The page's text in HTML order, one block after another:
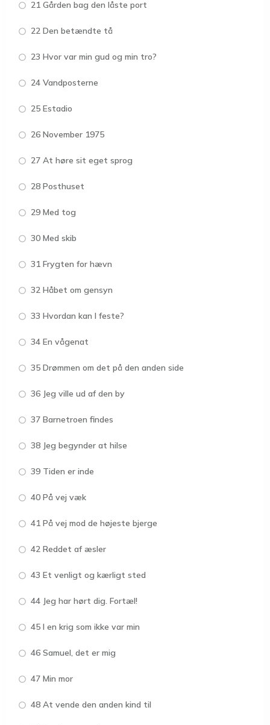
21 Gården bag den låste port
22 Den betændte tå
23 Hvor var min gud og min tro?
24 Vandposterne
25 Estadio
26 November 1975
27 At høre sit eget sprog
28 Posthuset
29 Med tog
30 Med skib
31 Frygten for hævn
32 Håbet om gensyn
33 Hvordan kan I feste?
34 En vågenat
35 Drømmen om det på den anden side
36 Jeg ville ud af den by
37 Barnetroen findes
38 Jeg begynder at hilse
39 Tiden er inde
40 På vej væk
41 På vej mod de højeste bjerge
42 Reddet af æsler
43 Et venligt og kærligt sted
44 Jeg har hørt dig. Fortæl!
45 I en krig som ikke var min
46 Samuel, det er mig
47 Min mor
48 At vende den anden kind til